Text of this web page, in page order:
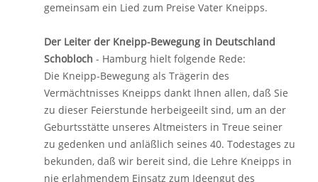
gemeinsam ein Lied zum Preise Vater Kneipps.
Der Leiter der Kneipp-Bewegung in Deutschland
Schobloch - Hamburg hielt folgende Rede:
Die Kneipp-Bewegung als Trägerin des
Vermächtnisses Kneipps dankt Ihnen allen, daß Sie
zu dieser Feierstunde herbeigeeilt sind, um an der
Geburtsstätte unseres Altmeisters in Treue seiner
zu gedenken und anläßlich seines 40. Todestages zu
bekunden, daß wir bereit sind, die Lehre Kneipps in
nie erlahmendem Einsatz zum Ideengut des